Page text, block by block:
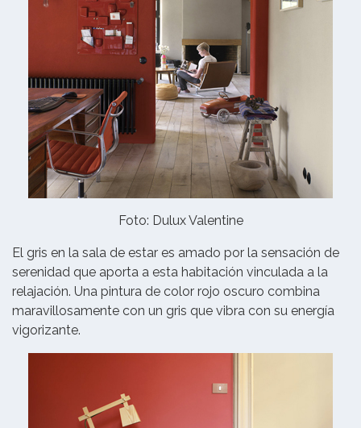
Foto: Dulux Valentine
El gris en la sala de estar es amado por la sensación de
serenidad que aporta a esta habitación vinculada a la
relajación. Una pintura de color rojo oscuro combina
maravillosamente con un gris que vibra con su energía
vigorizante.